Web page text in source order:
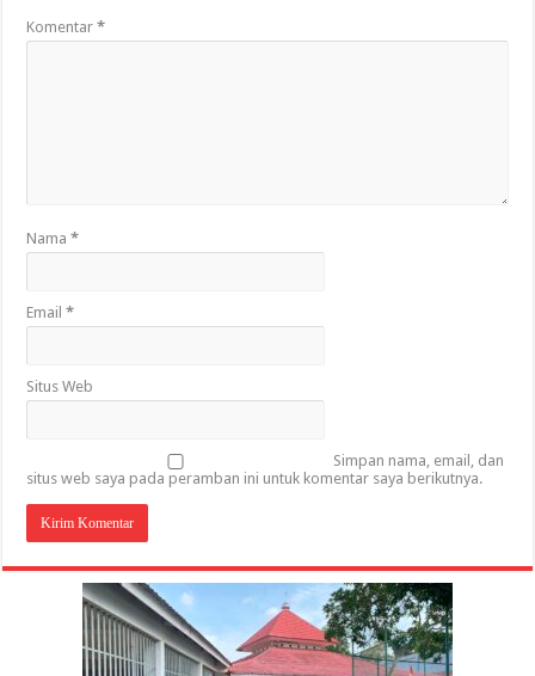
Komentar*
Nama*
Email*
Situs Web
Simpan nama, email, dan
situs web saya pada peramban ini untuk komentar saya berikutnya.